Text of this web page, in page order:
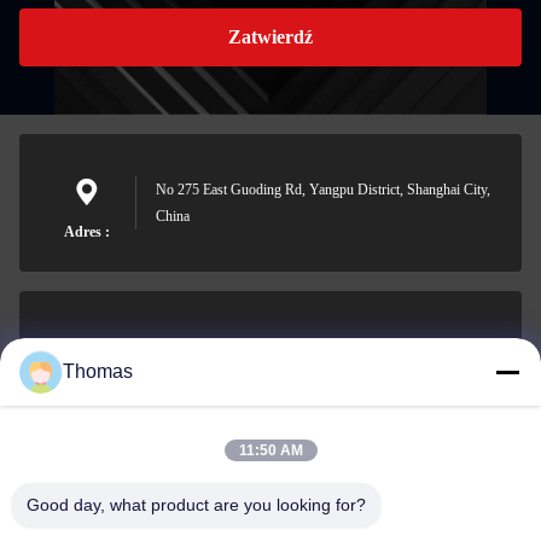
Zatwierdź
Adres :
No 275 East Guoding Rd, Yangpu District, Shanghai City,
China
0086-15921524026
Thomas
11:50 AM
Good day, what product are you looking for?